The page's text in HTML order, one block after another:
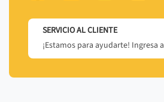
SERVICIO AL CLIENTE
¡Estamos para ayudarte! Ingresa a